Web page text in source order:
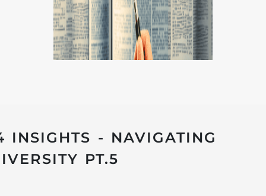
INSIGHTS - NAVIGATING
PT.5